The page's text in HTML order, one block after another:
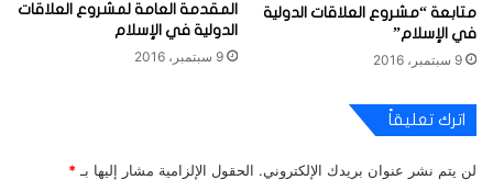
متابعة “مشروع العلاقات الدولية
في الإسلام”
9 سبتمبر، 2016
المقدمة العامة لمشروع العلاقات
الدولية في الإسلام
9 سبتمبر، 2016
اترك تعليقاً
لن يتم نشر عنوان بريدك الإلكتروني. الحقول الإلزامية مشار إليها بـ *